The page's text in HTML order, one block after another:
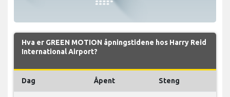
Hva er GREEN MOTION åpningstidene hos Harry Reid
International Airport?
Dag Åpent Steng